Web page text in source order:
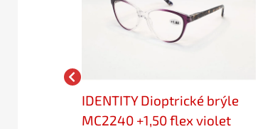
brýle
flex
IDENTITY Dioptrické brýle
MC2240 +1,50 flex violet